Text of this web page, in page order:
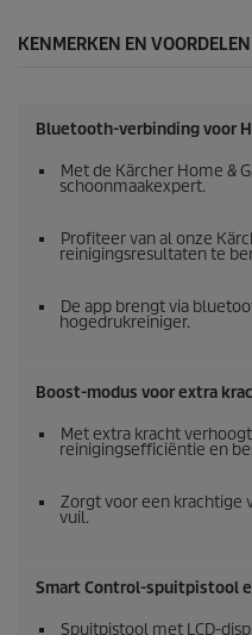
KENMERKEN EN VOORDELEN
Bluetooth-verbinding voor
Met de Kärcher Home &
schoonmaakexpert.
Profiteer van al onze
reinigingsresultaten te
De app brengt via
hogedrukreiniger.
Boost-modus voor extra
Met extra kracht
reinigingsefficiëntie en
Zorgt voor een krachtige
vuil.
Smart Control-spuitpistool
Spuitpistool met LCD-